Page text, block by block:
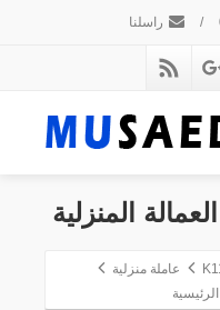
/ راسلنا
العمالة المنزلية
عاملة منزلية
الرئيسية